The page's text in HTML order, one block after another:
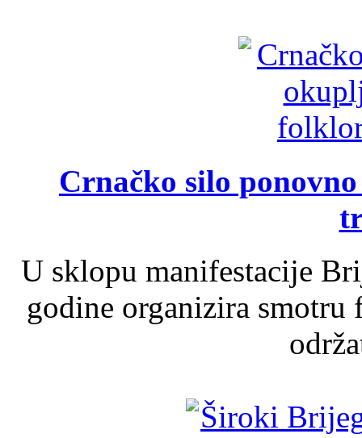
Crnačko silo
U sklopu manifestacije
godine organizira